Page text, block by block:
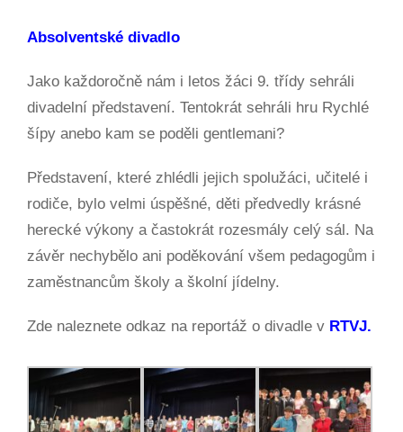
Absolventské divadlo
Jako každoročně nám i letos žáci 9. třídy sehráli
divadelní představení. Tentokrát sehráli hru Rychlé
šípy anebo kam se poděli gentlemani?
Představení, které zhlédli jejich spolužáci, učitelé i
rodiče, bylo velmi úspěšné, děti předvedly krásné
herecké výkony a častokrát rozesmály celý sál. Na
závěr nechybělo ani poděkování všem pedagogům i
zaměstnancům školy a školní jídelny.
Zde naleznete odkaz na reportáž o divadle v RTVJ.